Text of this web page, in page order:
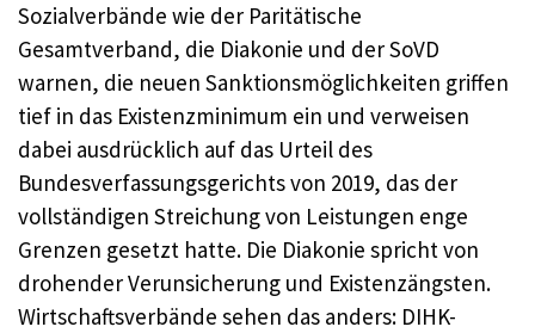
Sozialverbände wie der Paritätische
Gesamtverband, die Diakonie und der SoVD
warnen, die neuen Sanktionsmöglichkeiten griffen
tief in das Existenzminimum ein und verweisen
dabei ausdrücklich auf das Urteil des
Bundesverfassungsgerichts von 2019, das der
vollständigen Streichung von Leistungen enge
Grenzen gesetzt hatte. Die Diakonie spricht von
drohender Verunsicherung und Existenzängsten.
Wirtschaftsverbände sehen das anders: DIHK-